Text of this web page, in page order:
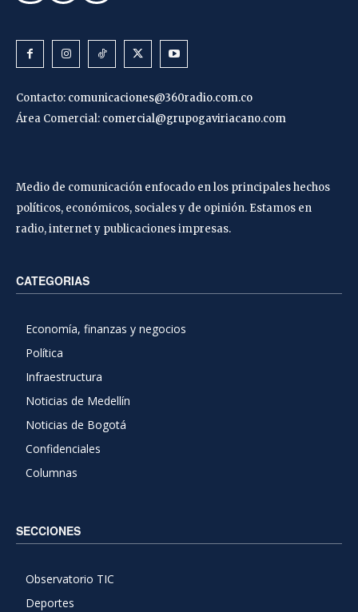
Contacto: comunicaciones@360radio.com.co
Área Comercial: comercial@grupogaviriacano.com
Medio de comunicación enfocado en los principales hechos
políticos, económicos, sociales y de opinión. Estamos en
radio, internet y publicaciones impresas.
CATEGORIAS
Economía, finanzas y negocios
Política
Infraestructura
Noticias de Medellín
Noticias de Bogotá
Confidenciales
Columnas
SECCIONES
Observatorio TIC
Deportes